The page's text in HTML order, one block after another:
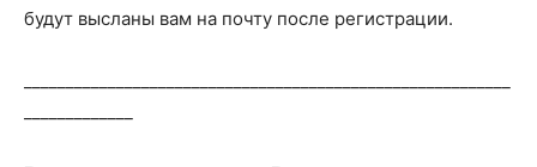
будут высланы вам на почту после регистрации.